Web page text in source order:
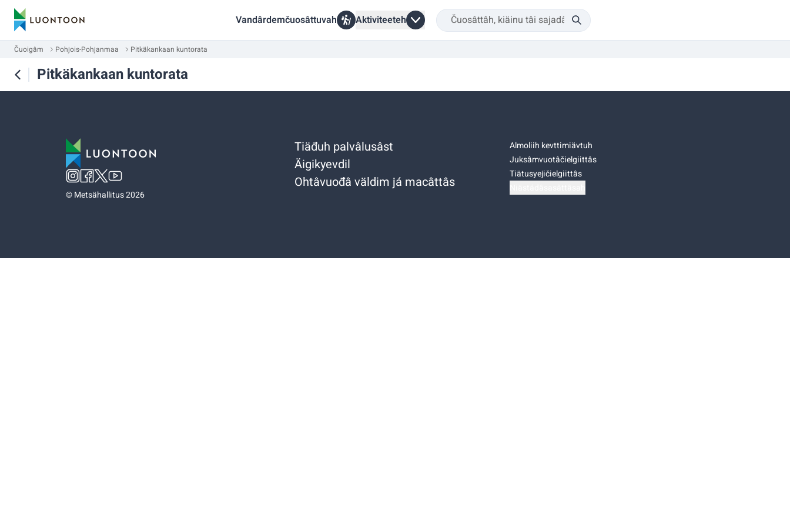
Vandârdemčuosâttuvah Aktiviteeteh
Čuoigâm Pohjois-Pohjanmaa Pitkäkankaan kuntorata
Pitkäkankaan kuntorata
©Metsähallitus 2026
Tiäđuh palvâlusâst
Äigikyevdil
Ohtâvuođâ väldim já macâttâs
Almoliih kevttimiävtuh
Juksâmvuotâčielgiittâs
Tiätusyejičielgiittâs